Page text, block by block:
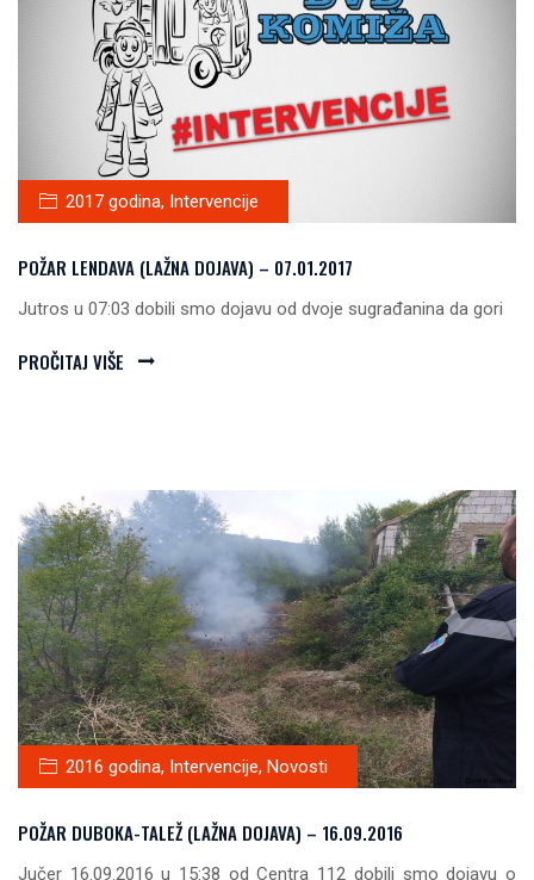
2017 godina, Intervencije
POŽAR LENDAVA (LAŽNA DOJAVA) – 07.01.2017
Jutros u 07:03 dobili smo dojavu od dvoje sugrađanina da gori
PROČITAJ VIŠE
2016 godina, Intervencije, Novosti
POŽAR DUBOKA-TALEŽ (LAŽNA DOJAVA) – 16.09.2016
Jučer 16.09.2016 u 15:38 od Centra 112 dobili smo dojavu o